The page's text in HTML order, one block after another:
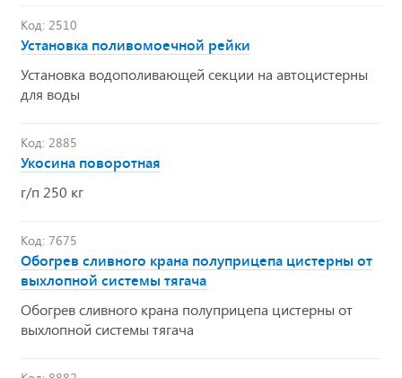
Код: 2510
Установка поливомоечной рейки
Установка водополивающей секции на автоцистерны
для воды
Код: 2885
Укосина поворотная
г/п 250 кг
Код: 7675
Обогрев сливного крана полуприцепа цистерны от
выхлопной системы тягача
Обогрев сливного крана полуприцепа цистерны от
выхлопной системы тягача